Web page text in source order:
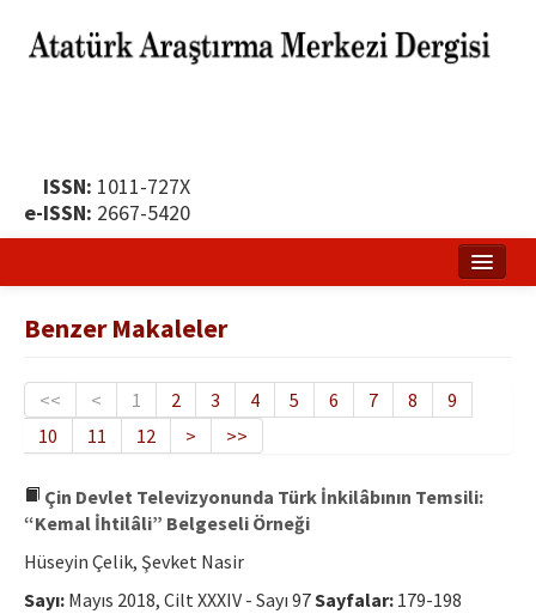
ISSN: 1011-727X
e-ISSN: 2667-5420
Yayın Politikası
Dergi Kurulları
Yayın İlkeleri
Yazar Rehberi
Benzer Makaleler
<< < 1 2 3 4 5 6 7 8
9
10
11 12 > >>
Çin Devlet Televizyonunda Türk İnkilâbının Temsili:
“Kemal İhtilâli” Belgeseli Örneği
Hüseyin Çelik, Şevket Nasir
Sayı: Mayıs 2018, Cilt XXXIV - Sayı 97Sayfalar: 179-198